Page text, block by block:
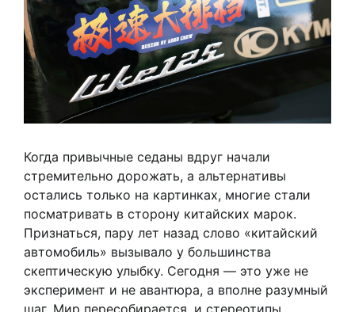
Когда привычные седаны вдруг начали
стремительно дорожать, а альтернативы
остались только на картинках, многие стали
посматривать в сторону китайских марок.
Признаться, пару лет назад слово «китайский
автомобиль» вызывало у большинства
скептическую улыбку. Сегодня — это уже не
эксперимент и не авантюра, а вполне разумный